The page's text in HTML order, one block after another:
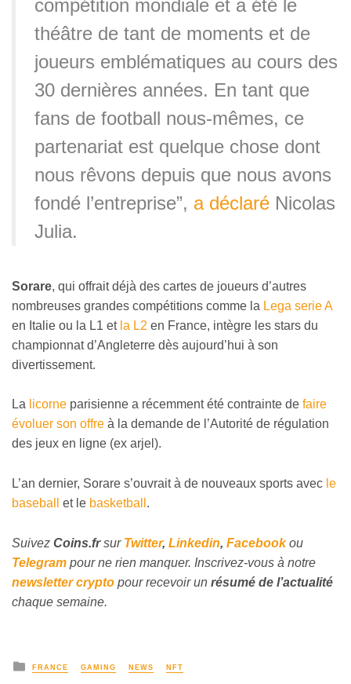
compétition mondiale et a été le
théâtre de tant de moments et de
joueurs emblématiques au cours des
30 dernières années. En tant que
fans de football nous-mêmes, ce
partenariat est quelque chose dont
nous rêvons depuis que nous avons
fondé l’entreprise”, a déclaré Nicolas
Julia.
Sorare, qui offrait déjà des cartes de joueurs d’autres
nombreuses grandes compétitions comme la Lega serie A
en Italie ou la L1 et la L2 en France, intègre les stars du
championnat d’Angleterre dès aujourd’hui à son
divertissement.
La licorne parisienne a récemment été contrainte de faire
évoluer son offre à la demande de l’Autorité de régulation
des jeux en ligne (ex arjel).
L’an dernier, Sorare s’ouvrait à de nouveaux sports avec le
baseball
et le basketball .
Suivez Coins.frsur Twitter, Linkedin, Facebookou
Telegram pour ne rien manquer. Inscrivez-vous à notre
newsletter crypto pour recevoir un résumé de l’actualité
chaque semaine.
FRANCE GAMING NEWS NFT